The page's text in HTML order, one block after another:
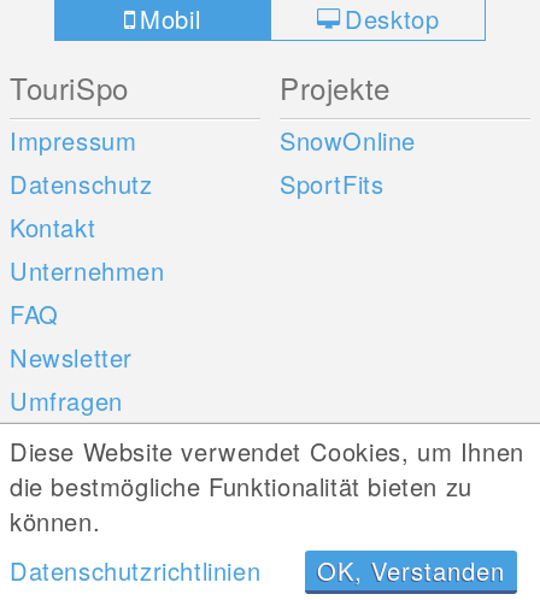
Mobil Desktop
TouriSpo
Impressum
Datenschutz
Kontakt
Unternehmen
FAQ
Newsletter
Umfragen
Projekte
SnowOnline
SportFits
Mobile Apps
iOS
Android
Social Web
Diese Website verwendet Cookies, um Ihnen
die bestmögliche Funktionalität bieten zu
können.
Datenschutzrichtlinien
OK, Verstanden